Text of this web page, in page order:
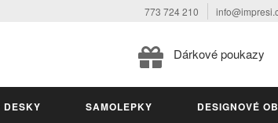
773 724 210
Dárkové poukazy
DESKY SAMOLEPKY DESIGNOVÉ